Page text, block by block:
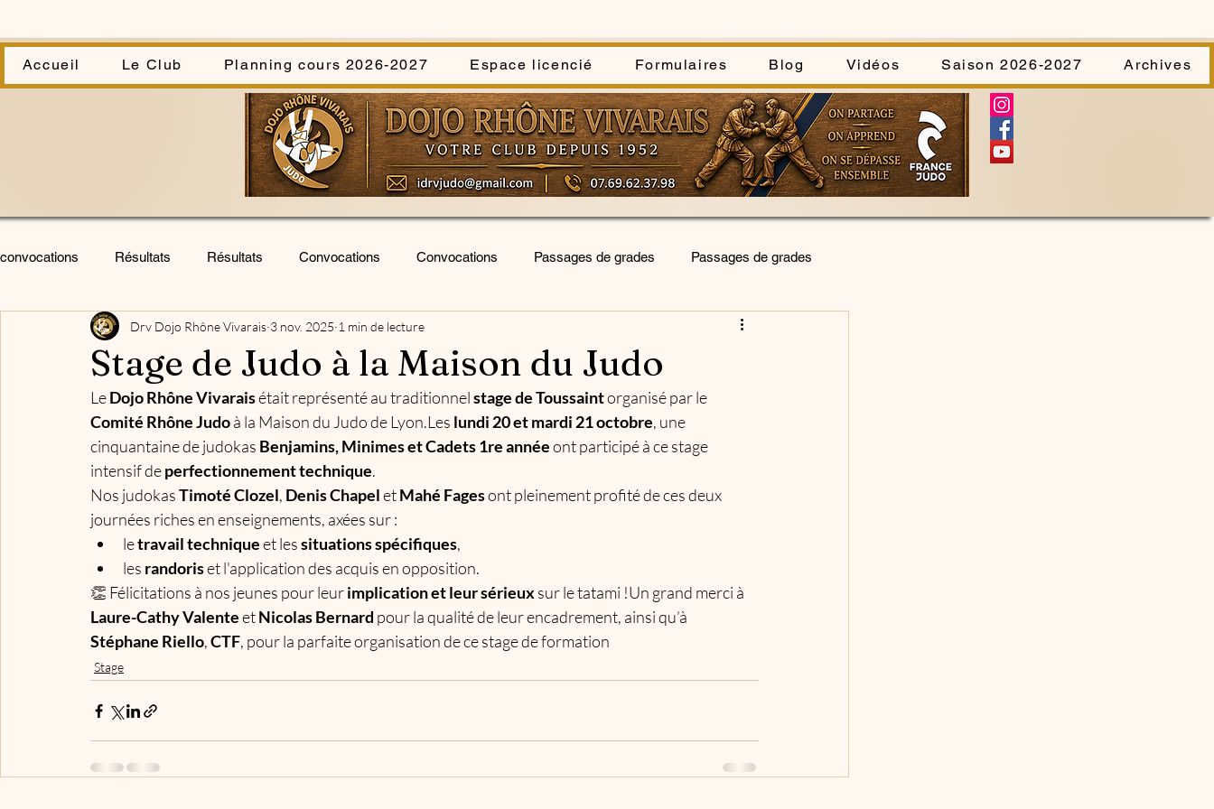
Accueil Le Club Planning cours 2026-2027 Espace licencié Formulaires Blog Vidéos Saison 2026-2027 Archives
convocations Résultats Résultats Convocations Convocations Passages de grades Passages de grades
infos Stage Stage Cérémonie forum séances inititiation-découverte
Stage U.V. Animations club kata sportif assemblée générale Kata Sportif
Stage de Judo à la Maison du Judo
Drv Dojo Rhône Vivarais 3 nov. 2025 1 min de lecture
Le Dojo Rhône Vivarais était représenté au traditionnel stage de Toussaint organisé par le
Comité Rhône Judo à la Maison du Judo de Lyon.Les lundi 20 et mardi 21 octobre, une
cinquantaine de judokas Benjamins, Minimes et Cadets 1re année ont participé à ce stage
intensif de perfectionnement technique.
Nos judokas Timoté Clozel, Denis Chapel et Mahé Fages ont pleinement profité de ces deux
journées riches en enseignements, axées sur :
le travail technique et les situations spécifiques,
les randoris et l'application des acquis en opposition.
👏 Félicitations à nos jeunes pour leur implication et leur sérieux sur le tatami !Un grand merci à
Laure-Cathy Valente et Nicolas Bernard pour la qualité de leur encadrement, ainsi qu’à
Stéphane Riello, CTF, pour la parfaite organisation de ce stage de formation
Stage